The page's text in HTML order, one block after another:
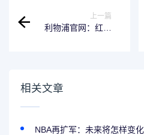
上一篇
利物浦官网：红军
相关文章
NBA再扩军：未来将怎样变化